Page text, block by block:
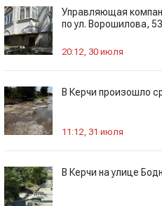
Управляющая
по ул. Ворошилова,
20:12, 30 июля
В Керчи произошло
11:12, 31 июля
В Керчи на улице